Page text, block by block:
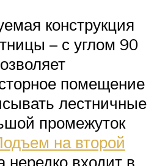
конструкция
– с углом 90
помещение
лестничные
промежуток
на второй
нередко входит в